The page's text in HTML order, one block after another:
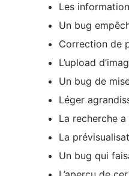
Les
Un bug
Correction de
L’upload
Un bug de
Léger
La recherche
La
Un bug qui